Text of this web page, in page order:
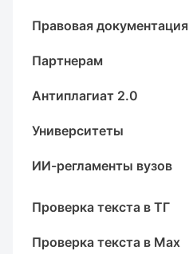
Правовая документация
Партнерам
Антиплагиат 2.0
Университеты
ИИ-регламенты вузов
Проверка текста в ТГ
Проверка текста в Max